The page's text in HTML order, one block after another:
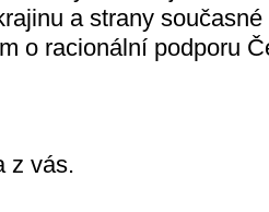
a strany
o racionální podporu
z vás.